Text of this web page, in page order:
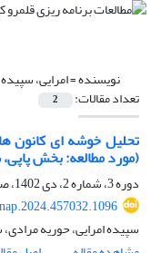
نویسنده =امرایی، سپیده
تعداد مقالات: 2
تحلیل خوشه ای کانون
(مورد مطالعه: بخش
دوره 3، شماره 2، دی 1402، صفحه
سپیده امرایی، حوریه